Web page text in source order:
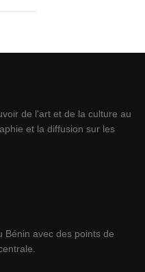
de l'art et de la culture au
et la diffusion sur les
Bénin avec des points de